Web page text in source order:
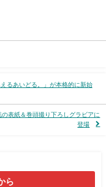
るあいどる。」が本格的に新始
表紙＆巻頭撮り下ろしグラビアに
登場
ら